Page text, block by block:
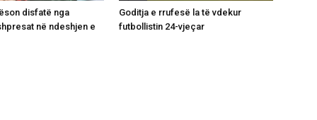
disfatë nga
në ndeshjen e
Goditja e rrufesë la të vdekur
futbollistin 24-vjeçar